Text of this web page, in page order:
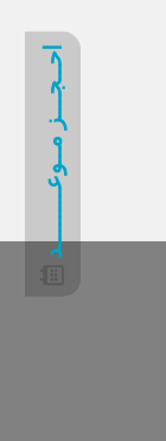
احــجـــز مــوعــــــــد